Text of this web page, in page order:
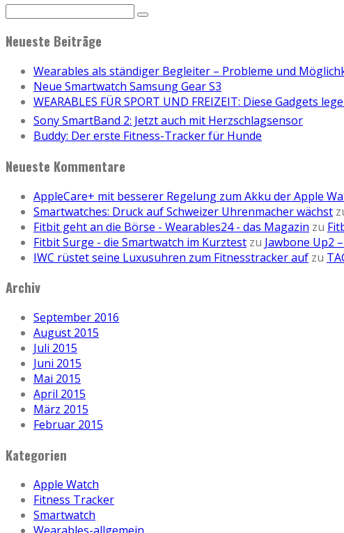
Neueste Beiträge
Wearables als ständiger Begleiter – Probleme und
Neue Smartwatch Samsung Gear S3
WEARABLES FÜR SPORT UND FREIZEIT: Diese Gadgets
Sony SmartBand 2: Jetzt auch mit Herzschlagsensor
Buddy: Der erste Fitness-Tracker für Hunde
Neueste Kommentare
AppleCare+ mit besserer Regelung zum Akku der Apple
Smartwatches: Druck auf Schweizer Uhrenmacher wächst
Fitbit geht an die Börse - Wearables24 - das Magazin zu
Fitbit Surge - die Smartwatch im Kurztest zu Jawbone Up2
IWC rüstet seine Luxusuhren zum Fitnesstracker auf zu
Archiv
September 2016
August 2015
Juli 2015
Juni 2015
Mai 2015
April 2015
März 2015
Februar 2015
Kategorien
Apple Watch
Fitness Tracker
Smartwatch